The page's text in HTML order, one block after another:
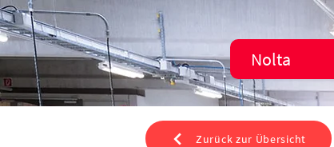
Nolta
Zurück zur Übersicht